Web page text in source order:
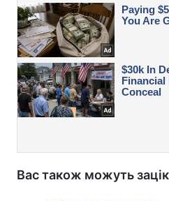
Вас також можуть